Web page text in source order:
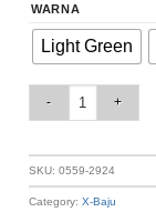
WARNA
Light Green
SKU:0559-2924
Category:X-Baju